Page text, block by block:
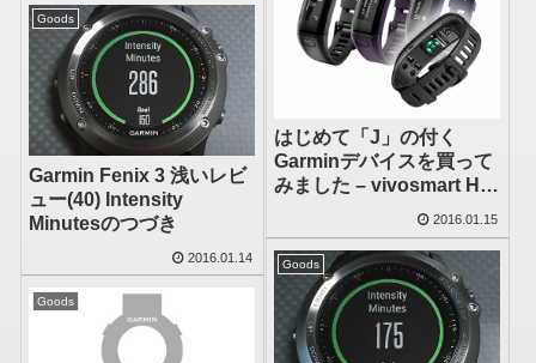
はじめて「J」の付く
Garminデバイスを買って
みました – vivosmart HR
2016.01.15
Goods
Garmin Fenix 3 浅いレビ
ュー(40) Intensity
Minutesのつづき
2016.01.14 Goods
Goods